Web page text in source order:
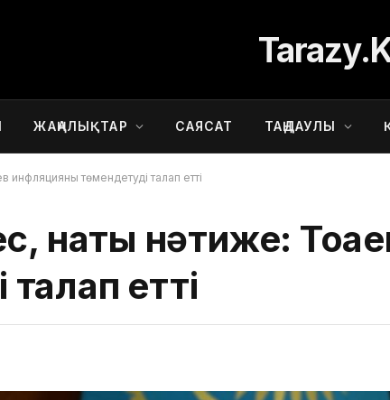
ЖАҢАЛЫҚТАР САЯСАТ ТАҢДАУЛЫ
инфляцияны төмендетуді талап етті
нақты нәтиже:
етті